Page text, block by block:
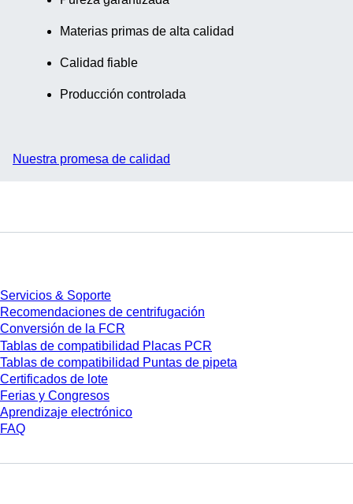
Materias primas de alta calidad
Calidad fiable
Producción controlada
Nuestra promesa de calidad
Servicios & Soporte
Recomendaciones de centrifugación
Conversión de la FCR
Tablas de compatibilidad Placas PCR
Tablas de compatibilidad Puntas de pipeta
Certificados de lote
Ferias y Congresos
Aprendizaje electrónico
FAQ